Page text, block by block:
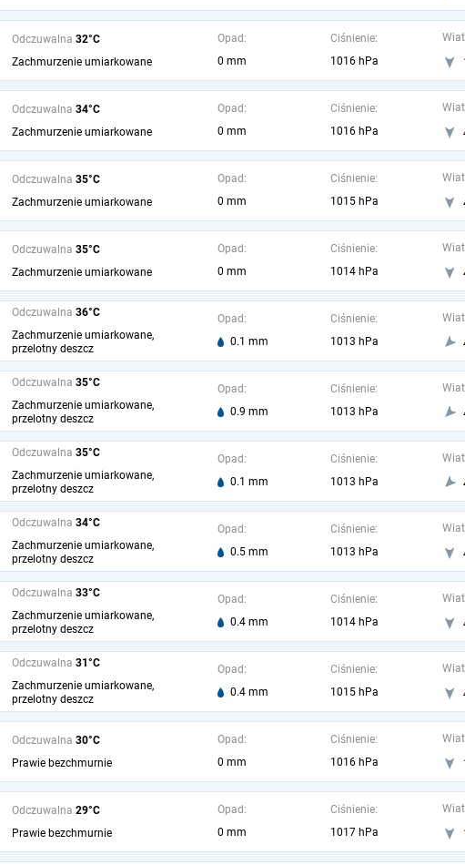
Odczuwalna 32°C
Zachmurzenie umiarkowane
Opad:
0 mm
Ciśnienie:
1016 hPa
Odczuwalna 34°C
Zachmurzenie umiarkowane
Opad:
0 mm
Ciśnienie:
1016 hPa
Odczuwalna 35°C
Zachmurzenie umiarkowane
Opad:
0 mm
Ciśnienie:
1015 hPa
Odczuwalna 35°C
Zachmurzenie umiarkowane
Opad:
0 mm
Ciśnienie:
1014 hPa
Odczuwalna 36°C
Zachmurzenie umiarkowane,
przelotny deszcz
Opad:
0.1 mm
Ciśnienie:
1013 hPa
Odczuwalna 35°C
Zachmurzenie umiarkowane,
przelotny deszcz
Opad:
0.9 mm
Ciśnienie:
1013 hPa
Odczuwalna 35°C
Zachmurzenie umiarkowane,
przelotny deszcz
Opad:
0.1 mm
Ciśnienie:
1013 hPa
Odczuwalna 34°C
Zachmurzenie umiarkowane,
przelotny deszcz
Opad:
0.5 mm
Ciśnienie:
1013 hPa
Odczuwalna 33°C
Zachmurzenie umiarkowane,
przelotny deszcz
Opad:
0.4 mm
Ciśnienie:
1014 hPa
Odczuwalna 31°C
Zachmurzenie umiarkowane,
przelotny deszcz
Opad:
0.4 mm
Ciśnienie:
1015 hPa
Odczuwalna 30°C
Prawie bezchmurnie
Opad:
0 mm
Ciśnienie:
1016 hPa
Odczuwalna 29°C
Prawie bezchmurnie
Opad:
0 mm
Ciśnienie:
1017 hPa